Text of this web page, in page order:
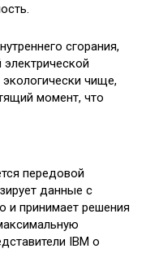
сгорания,
чище,
момент, что
передовой
данные с
и принимает решения
IBM о